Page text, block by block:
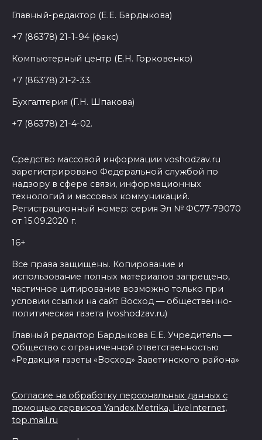
Главный-редактор (Е.Е. Бардыкова)
+7 (86378) 21-1-94 (факс)
Компьютерный центр (Е.Н. Горковенко)
+7 (86378) 21-2-33.
Бухгалтерия (Г.Н. Шпакова)
+7 (86378) 21-4-02.
Средство массовой информации voshodzav.ru
зарегистрировано Федеральной службой по
надзору в сфере связи, информационных
технологий и массовых коммуникаций.
Регистрационный номер: серия Эл № ФС77-79070
от 15.09.2020 г.
16+
Все права защищены. Копирование и
использование полных материалов запрещено,
частичное цитирование возможно только при
условии ссылки на сайт Восход — общественно-
политическая газета (voshodzav.ru)
Главный редактор Бардыкова Е.Е. Учредитель —
Общество с ограниченной ответственностью
«Редакция газеты «Восход» Заветинского района»
Согласие на обработку персональных данных с
помощью сервисов Yandex.Metrika, LiveInternet,
top.mail.ru